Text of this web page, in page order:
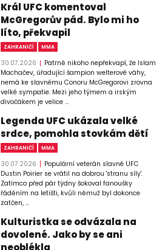
Král UFC komentoval
McGregorův pád. Bylo mi ho
líto, překvapil
ZAHRANIČÍ MMA
30.07.2026
Patrně nikoho nepřekvapí, že Islam
Machačev, úřadující šampion welterové váhy,
nemá ke slavnému Conoru McGregorovi zrovna
velké sympatie. Mezi jeho týmem a irským
divočákem je velice ...
Legenda UFC ukázala velké
srdce, pomohla stovkám dětí
ZAHRANIČÍ MMA
30.07.2026
Populární veterán slavné UFC
Dustin Poirier se vrátil na dobrou 'stranu síly'.
Zatímco před pár týdny šokoval fanoušky
řáděním na letišti, kvůli němuž byl dokonce
zatčen, ...
Kulturistka se odvázala na
dovolené. Jako by se ani
neoblékla